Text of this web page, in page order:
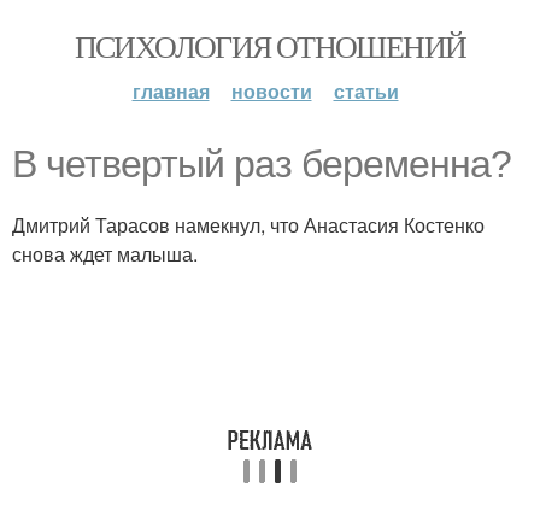
ПСИХОЛОГИЯ ОТНОШЕНИЙ
главная новости статьи
В четвертый раз беременна?
Дмитрий Тарасов намекнул, что Анастасия Костенко
снова ждет малыша.